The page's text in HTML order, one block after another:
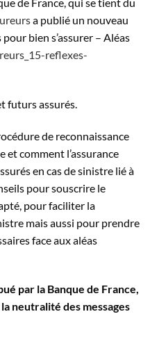
a publié un nouveau
bien s’assurer – Aléas
reflexes-
futurs assurés.
de reconnaissance
et comment l’assurance
en cas de sinistre lié à
pour souscrire le
pour faciliter la
mais aussi pour prendre
face aux aléas
par la Banque de France,
neutralité des messages